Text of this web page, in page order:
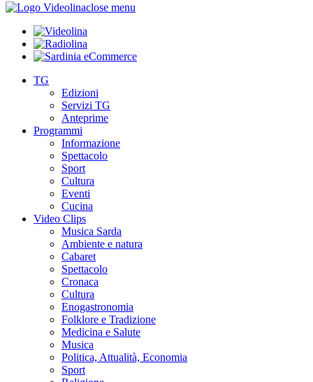
close menu
TG
Edizioni
Servizi TG
Anteprime
Programmi
Informazione
Spettacolo
Sport
Cultura
Eventi
Cucina
Video Clips
Musica Sarda
Ambiente e natura
Cabaret
Spettacolo
Cronaca
Cultura
Enogastronomia
Folklore e Tradizione
Medicina e Salute
Musica
Politica, Attualità, Economia
Sport